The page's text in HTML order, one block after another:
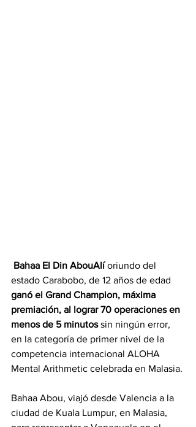
Bahaa El Din AbouAlí oriundo del
estado Carabobo, de 12 años de edad
ganó el Grand Champion, máxima
premiación, al lograr 70 operaciones en
menos de 5 minutos sin ningún error,
en la categoría de primer nivel de la
competencia internacional ALOHA
Mental Arithmetic celebrada en Malasia.
Bahaa Abou, viajó desde Valencia a la
ciudad de Kuala Lumpur, en Malasia,